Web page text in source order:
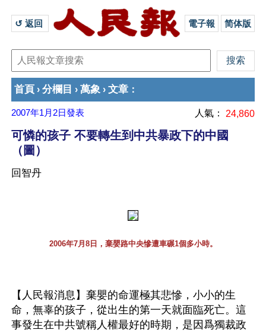
↺ 返回 電子報 简体版
首頁 › 分欄目 › 萬象 › 文章 ：
2007年1月2日發表 人氣： 24,860
可憐的孩子 不要轉生到中共暴政下的中國
（圖）
回智丹
2006年7月8日，棄嬰路中央慘遭車碾1個多小時。
【人民報消息】棄嬰的命運極其悲慘，小小的生
命，無辜的孩子，從出生的第一天就面臨死亡。這
事發生在中共號稱人權最好的時期，是因爲獨裁政